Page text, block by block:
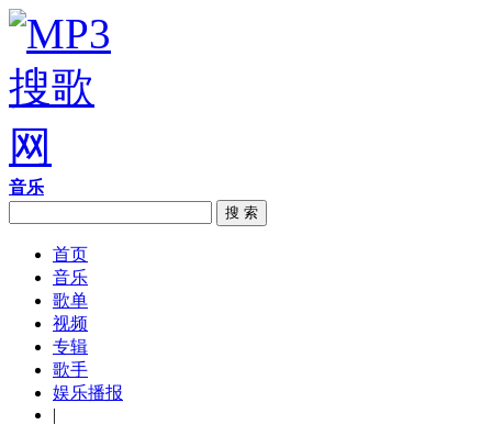
音乐
搜 索
首页
音乐
歌单
视频
专辑
歌手
娱乐播报
|